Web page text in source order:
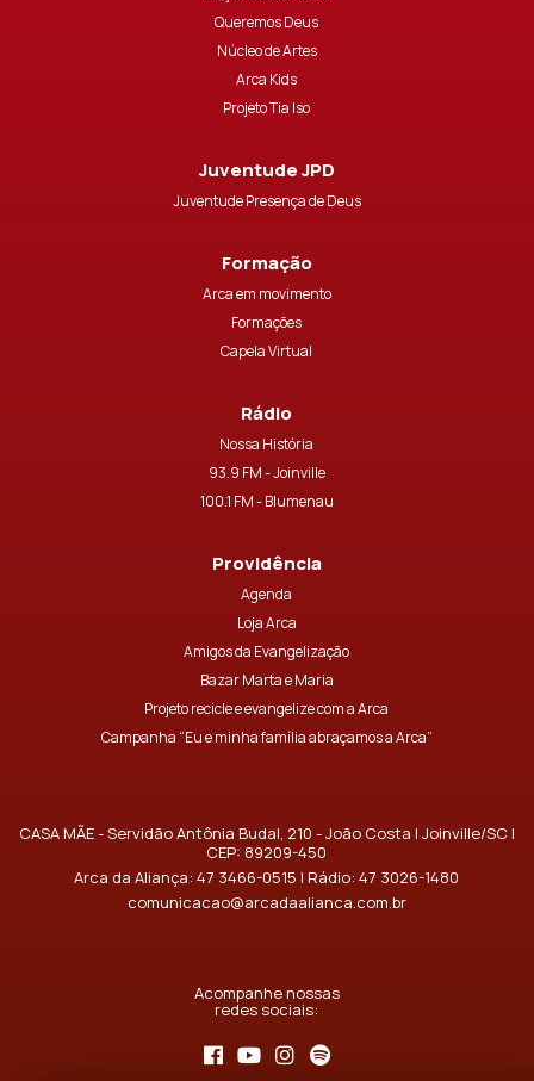
Queremos Deus
Núcleo de Artes
Arca Kids
Projeto Tia Iso
Juventude JPD
Juventude Presença de Deus
Formação
Arca em movimento
Formações
Capela Virtual
Rádio
Nossa História
93.9 FM - Joinville
100.1 FM - Blumenau
Providência
Agenda
Loja Arca
Amigos da Evangelização
Bazar Marta e Maria
Projeto recicle e evangelize com a Arca
Campanha “Eu e minha família abraçamos a Arca”
CASA MÃE - Servidão Antônia Budal, 210 - João Costa | Joinville/SC |
CEP: 89209-450
Arca da Aliança:47 3466-0515 | Rádio:47 3026-1480
comunicacao@arcadaalianca.com.br
Acompanhe nossas
redes sociais: